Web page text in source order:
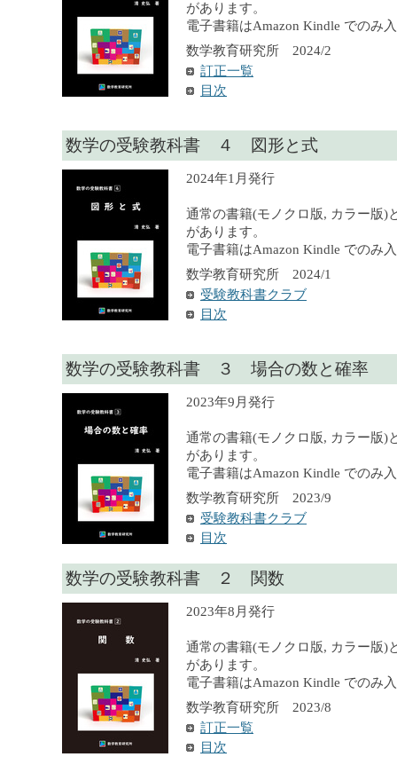
があります。
電子書籍はAmazon Kindle でのみ
数学教育研究所 2024/2
訂正一覧
目次
数学の受験教科書 ４ 図形と式
2024年1月発行
通常の書籍(モノクロ版, カラー版)
があります。
電子書籍はAmazon Kindle でのみ
数学教育研究所 2024/1
受験教科書クラブ
目次
数学の受験教科書 ３ 場合の数と確率
2023年9月発行
通常の書籍(モノクロ版, カラー版)
があります。
電子書籍はAmazon Kindle でのみ
数学教育研究所 2023/9
受験教科書クラブ
目次
数学の受験教科書 ２ 関数
2023年8月発行
通常の書籍(モノクロ版, カラー版)
があります。
電子書籍はAmazon Kindle でのみ
数学教育研究所 2023/8
訂正一覧
目次